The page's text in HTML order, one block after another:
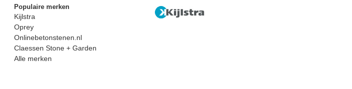
Populaire merken
Kijlstra
Oprey
Onlinebetonstenen.nl
Claessen Stone + Garden
Alle merken